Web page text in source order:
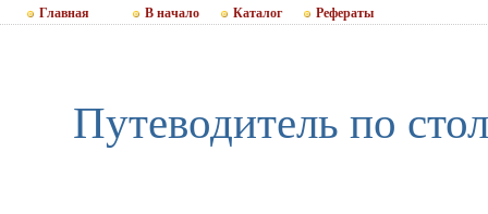
Главная В начало Каталог Рефераты
Путеводитель по